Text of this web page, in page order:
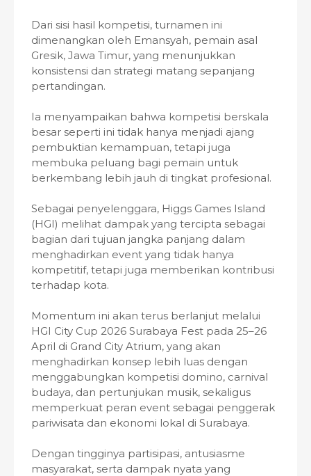
Dari sisi hasil kompetisi, turnamen ini
dimenangkan oleh Emansyah, pemain asal
Gresik, Jawa Timur, yang menunjukkan
konsistensi dan strategi matang sepanjang
pertandingan.
Ia menyampaikan bahwa kompetisi berskala
besar seperti ini tidak hanya menjadi ajang
pembuktian kemampuan, tetapi juga
membuka peluang bagi pemain untuk
berkembang lebih jauh di tingkat profesional.
Sebagai penyelenggara, Higgs Games Island
(HGI) melihat dampak yang tercipta sebagai
bagian dari tujuan jangka panjang dalam
menghadirkan event yang tidak hanya
kompetitif, tetapi juga memberikan kontribusi
terhadap kota.
Momentum ini akan terus berlanjut melalui
HGI City Cup 2026 Surabaya Fest pada 25–26
April di Grand City Atrium, yang akan
menghadirkan konsep lebih luas dengan
menggabungkan kompetisi domino, carnival
budaya, dan pertunjukan musik, sekaligus
memperkuat peran event sebagai penggerak
pariwisata dan ekonomi lokal di Surabaya.
Dengan tingginya partisipasi, antusiasme
masyarakat, serta dampak nyata yang